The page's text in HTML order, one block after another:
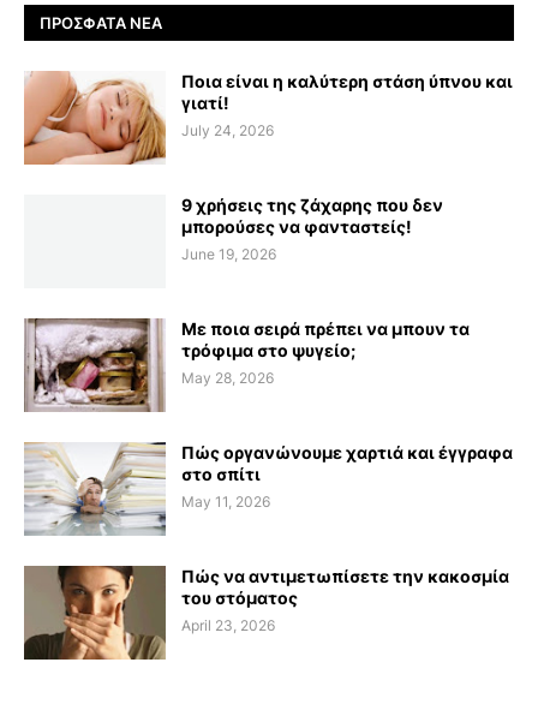
ΠΡΌΣΦΑΤΑ ΝΈΑ
Ποια είναι η καλύτερη στάση ύπνου και
γιατί!
July 24, 2026
9 χρήσεις της ζάχαρης που δεν
μπορούσες να φανταστείς!
June 19, 2026
Με ποια σειρά πρέπει να μπουν τα
τρόφιμα στο ψυγείο;
May 28, 2026
Πώς οργανώνουμε χαρτιά και έγγραφα
στο σπίτι
May 11, 2026
Πώς να αντιμετωπίσετε την κακοσμία
του στόματος
April 23, 2026